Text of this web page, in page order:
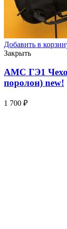
Добавить в
Закрыть
AMC ГЭ1
поролон) new!
1 700 ₽